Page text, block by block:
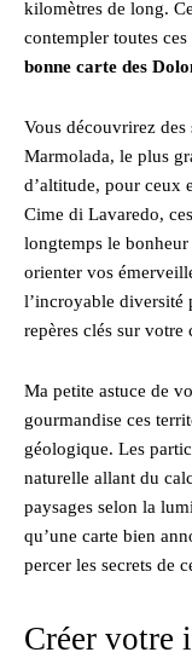
kilomètres de long.
contempler toutes ces
bonne carte des
Vous découvrirez des
Marmolada, le plus
d’altitude, pour ceux
Cime di Lavaredo,
longtemps le
orienter vos
l’incroyable diversité
repères clés sur
Ma petite astuce de
gourmandise ces
géologique. Les
naturelle allant du
paysages selon la
qu’une carte bien
percer les secrets de
Créer votre